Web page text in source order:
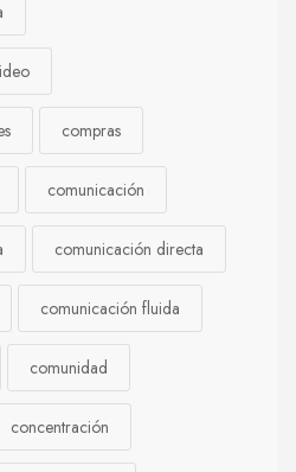
compras
comunicación
comunicación directa
comunicación fluida
comunidad
concentración